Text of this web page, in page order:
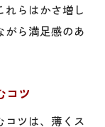
れらはかさ増し
がら満足感のあ
コツ
コツは、薄くス